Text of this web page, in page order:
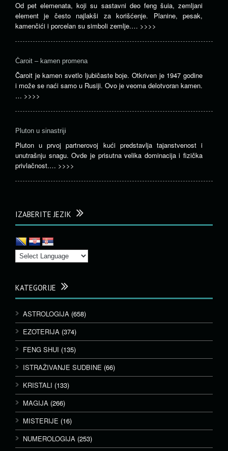
Od pet elemenata, koji su sastavni deo feng šuia, zemljani
element je često najlakši za korišćenje. Planine, pesak,
kamenčići i porcelan su simboli zemlje.… >>>>
Čaroit – kamen promena
Čaroit je kamen svetlo ljubičaste boje. Otkriven je 1947 godine
i može se naći samo u Rusiji. Ovo je veoma delotvoran kamen.
… >>>>
Pluton u sinastriji
Pluton u prvoj partnerovoj kući predstavlja tajanstvenost i
unutrašnju snagu. Ovde je prisutna velika dominacija i fizička
privlačnost.… >>>>
IZABERITE JEZIK
KATEGORIJE
ASTROLOGIJA (658)
EZOTERIJA (374)
FENG SHUI (135)
ISTRAŽIVANJE SUDBINE (66)
KRISTALI (133)
MAGIJA (266)
MISTERIJE (16)
NUMEROLOGIJA (253)